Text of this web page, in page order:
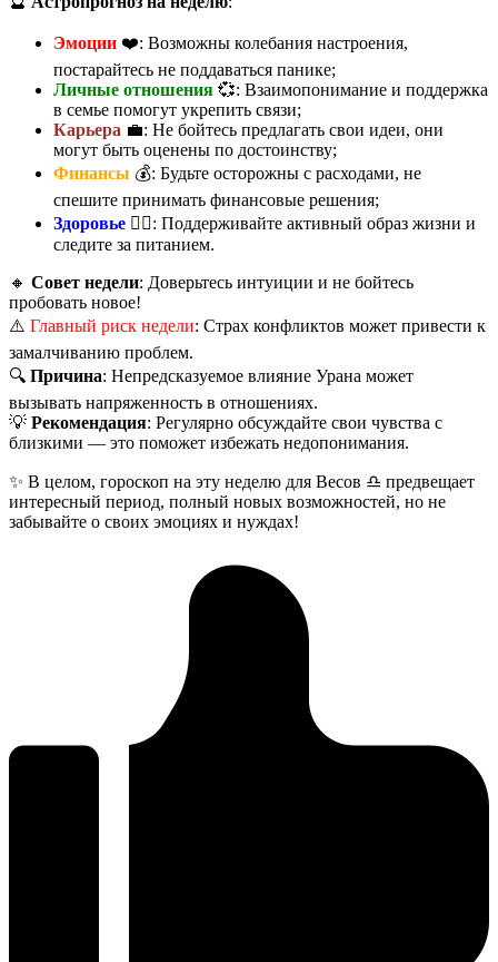
Эмоции ❤️: Возможны колебания настроения,
постарайтесь не поддаваться панике;
Личные отношения 💞: Взаимопонимание и поддержка
в семье помогут укрепить связи;
Карьера 💼: Не бойтесь предлагать свои идеи, они
могут быть оценены по достоинству;
Финансы 💰: Будьте осторожны с расходами, не
спешите принимать финансовые решения;
Здоровье 🏃‍♂️: Поддерживайте активный образ жизни и
следите за питанием.
🔸 Совет недели: Доверьтесь интуиции и не бойтесь
пробовать новое!
⚠️ Главный риск недели: Страх конфликтов может привести к
замалчиванию проблем.
🔍 Причина: Непредсказуемое влияние Урана может
вызывать напряженность в отношениях.
💡 Рекомендация: Регулярно обсуждайте свои чувства с
близкими — это поможет избежать недопонимания.
✨ В целом, гороскоп на эту неделю для Весов ♎️ предвещает
интересный период, полный новых возможностей, но не
забывайте о своих эмоциях и нуждах!